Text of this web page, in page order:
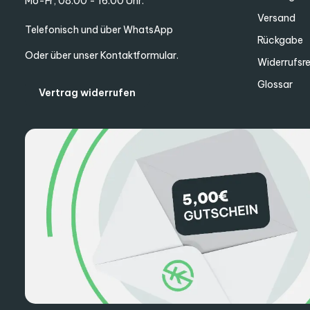
Telefonisch und über WhatsApp
Oder über unserKontaktformular.
Vertrag widerrufen
Versand
Rückgabe
Glossar